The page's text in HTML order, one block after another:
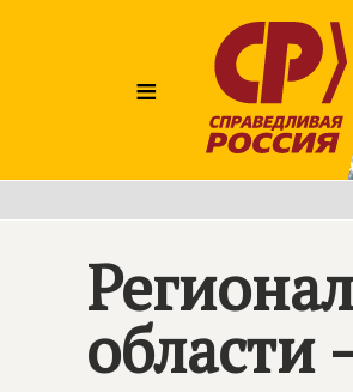
≡
области